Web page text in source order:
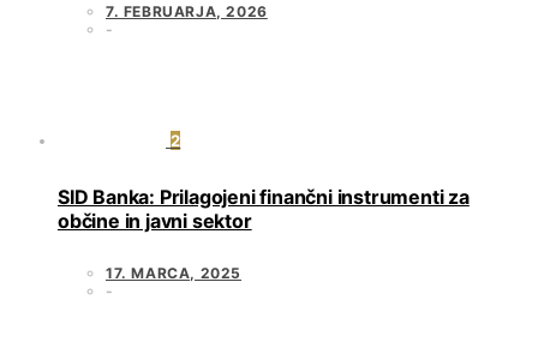
7. FEBRUARJA, 2026
2
SID Banka: Prilagojeni finančni instrumenti za
občine in javni sektor
17. MARCA, 2025